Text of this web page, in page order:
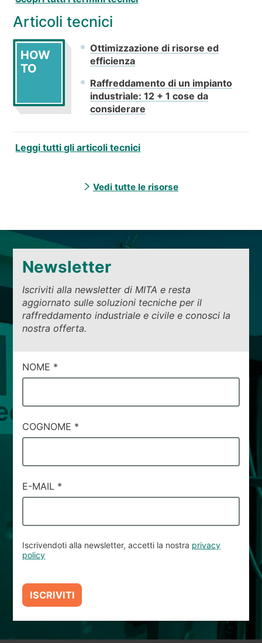
Articoli tecnici
HOW
TO
Ottimizzazione di risorse ed
efficienza
Raffreddamento di un impianto
industriale: 12 + 1 cose da
considerare
Leggi tutti gli articoli tecnici
Vedi tutte le risorse
Newsletter
Iscriviti alla newsletter di MITA e resta
aggiornato sulle soluzioni tecniche per il
raffreddamento industriale e civile e conosci la
nostra offerta.
CAMPI
DI
NOME *
COGNOME *
E-MAIL *
Iscrivendoti alla newsletter, accetti la nostra privacy
policy
ISCRIVITI